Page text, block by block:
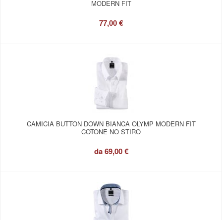
MODERN FIT
77,00 €
CAMICIA BUTTON DOWN BIANCA OLYMP MODERN FIT
COTONE NO STIRO
da69,00 €